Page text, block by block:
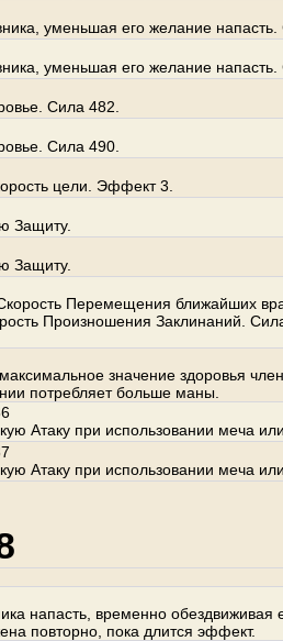
уменьшая его желание
уменьшая его желание
Сила 482.
Сила 490.
цели. Эффект 3.
Защиту.
Защиту.
Перемещения ближайших
Произношения Заклинаний.
значение здоровья
потребляет больше маны.
Атаку при использовании меча
Атаку при использовании меча
напасть, временно обездвиживая
повторно, пока длится эффект.